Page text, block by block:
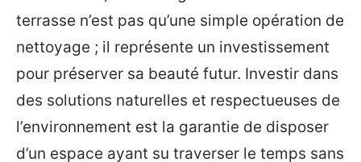
terrasse n’est pas qu’une simple opération de
nettoyage ; il représente un investissement
pour préserver sa beauté futur. Investir dans
des solutions naturelles et respectueuses de
l’environnement est la garantie de disposer
d’un espace ayant su traverser le temps sans